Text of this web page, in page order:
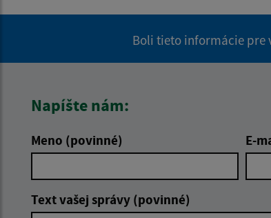
Boli tieto informácie pre
Napíšte nám:
Meno (povinné) E-
Text vašej správy (povinné)